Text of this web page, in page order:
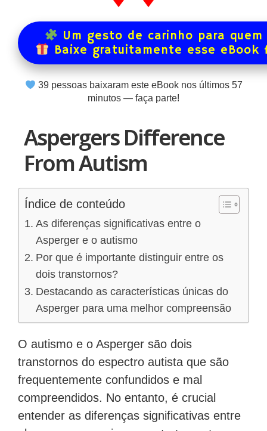
Um gesto de carinho para
Baixe gratuitamente esse
39pessoas baixaram este eBook nos últimos 57
minutos — faça parte!
Aspergers Difference
From Autism
Índice de conteúdo
As diferenças significativas entre o
Asperger e o autismo
Por que é importante distinguir entre os
dois transtornos?
Destacando as características únicas do
Asperger para uma melhor compreensão
O autismo e o Asperger são dois
transtornos do espectro autista que são
frequentemente confundidos e mal
compreendidos. No entanto, é crucial
entender as diferenças significativas entre